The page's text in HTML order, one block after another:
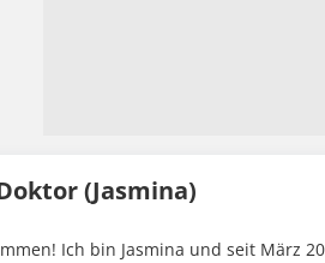
(Jasmina)
Ich bin Jasmina und seit März